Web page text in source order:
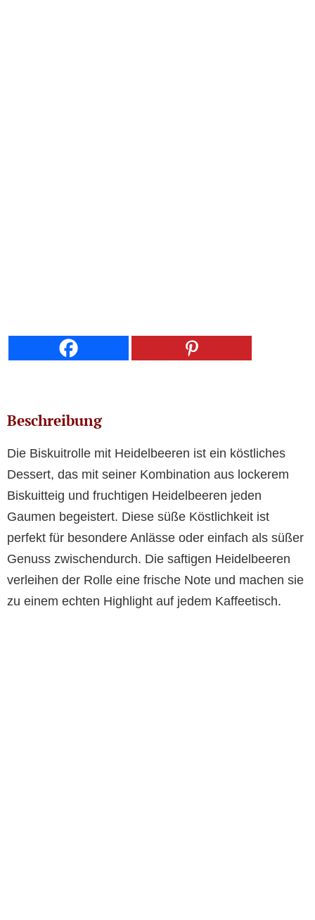
Beschreibung
Die Biskuitrolle mit Heidelbeeren ist ein köstliches
Dessert, das mit seiner Kombination aus lockerem
Biskuitteig und fruchtigen Heidelbeeren jeden
Gaumen begeistert. Diese süße Köstlichkeit ist
perfekt für besondere Anlässe oder einfach als süßer
Genuss zwischendurch. Die saftigen Heidelbeeren
verleihen der Rolle eine frische Note und machen sie
zu einem echten Highlight auf jedem Kaffeetisch.